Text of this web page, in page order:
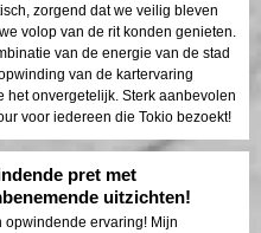
zorgend dat we veilig bleven
volop van de rit konden genieten.
van de energie van de stad
van de kartervaring
het onvergetelijk. Sterk aanbevolen
voor iedereen die Tokio bezoekt!
pret met
uitzichten!
opwindende ervaring! Mijn